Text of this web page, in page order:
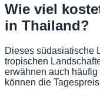
Wie viel
in Thailand?
Dieses südasiatische
tropischen
erwähnen auch
können die